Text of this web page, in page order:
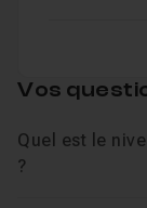
Vos
Quel est le
?